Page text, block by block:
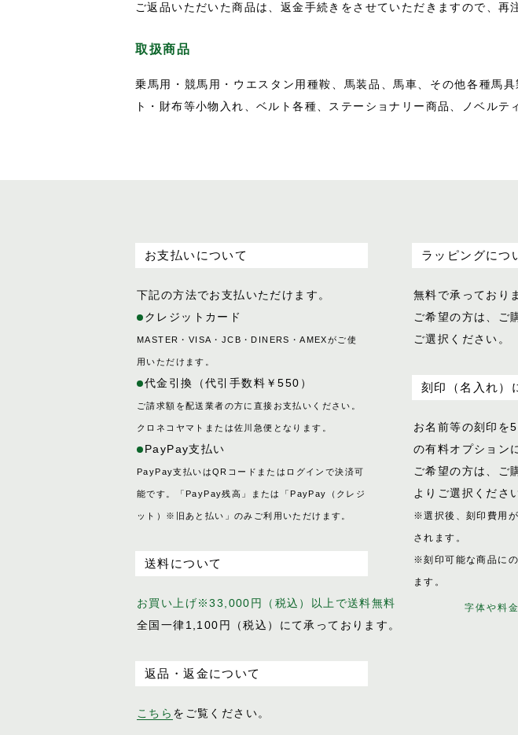
ご返品いただいた商品は、返金手続きをさせていただきますので、再
取扱商品
乗馬用・競馬用・ウエスタン用種鞍、馬装品、馬車、その他各種馬
ト・財布等小物入れ、ベルト各種、ステーショナリー商品、ノベル
お支払いについて
下記の方法でお支払いただけます。
クレジットカード
MASTER・VISA・JCB・DINERS・AMEXがご使
用いただけます。
代金引換（代引手数料￥550）
ご請求額を配送業者の方に直接お支払いください。
クロネコヤマトまたは佐川急便となります。
PayPay支払い
PayPay支払いはQRコードまたはログインで決済可
能です。「PayPay残高」または「PayPay（クレジ
ット）※旧あと払い」のみご利用いただけます。
送料について
お買い上げ※33,000円（税込）以上で送料無料
全国一律1,100円（税込）にて承っております。
返品・返金について
こちら をご覧ください。
ラッピングにつ
無料で承っており
ご希望の方は、ご
ご選択ください。
刻印（名入れ）
お名前等の刻印を
の有料オプション
ご希望の方は、ご
よりご選択くださ
※選択後、刻印費用
されます。
※刻印可能な商品に
ます。
字体や料